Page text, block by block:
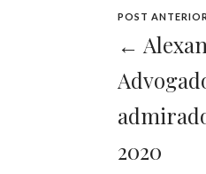
POST ANTERIOR
←
2020